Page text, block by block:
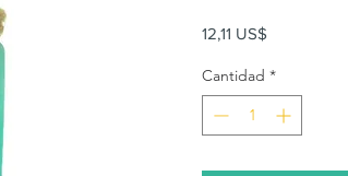
12,11 US$
Cantidad *